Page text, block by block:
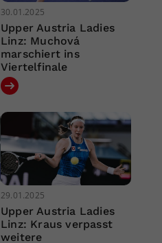
30.01.2025
Upper Austria Ladies
Linz: Muchová
marschiert ins
Viertelfinale
29.01.2025
Upper Austria Ladies
Linz: Kraus verpasst
weitere